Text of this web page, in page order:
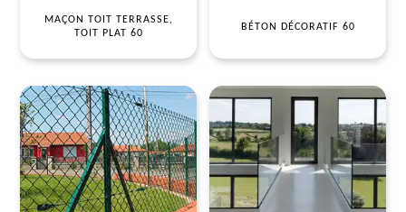
MAÇON TOIT TERRASSE,
TOIT PLAT 60
BÉTON DÉCORATIF 60